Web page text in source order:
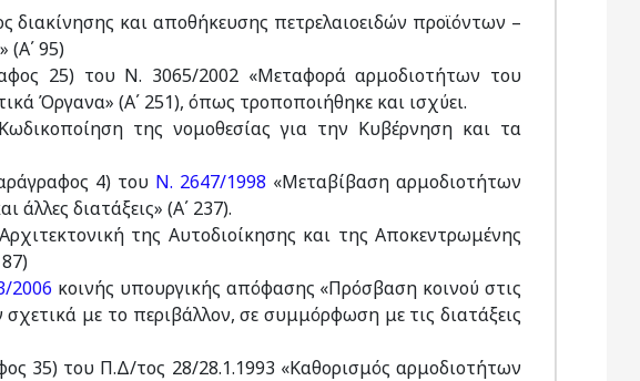
διακίνησης και αποθήκευσης πετρελαιοειδών προϊόντων –
(Α΄ 95)
25) του Ν. 3065/2002 «Μεταφορά αρμοδιοτήτων του
Όργανα» (A΄ 251), όπως τροποποιήθηκε και ισχύει.
της νομοθεσίας για την Κυβέρνηση και τα
4) του Ν. 2647/1998 «Μεταβίβαση αρμοδιοτήτων
άλλες διατάξεις» (A΄ 237).
της Αυτοδιοίκησης και της Αποκεντρωμένης
2006 κοινής υπουργικής απόφασης «Πρόσβαση κοινού στις
με το περιβάλλον, σε συμμόρφωση με τις διατάξεις
35) του Π.Δ/τος 28/28.1.1993 «Καθορισμός αρμοδιοτήτων